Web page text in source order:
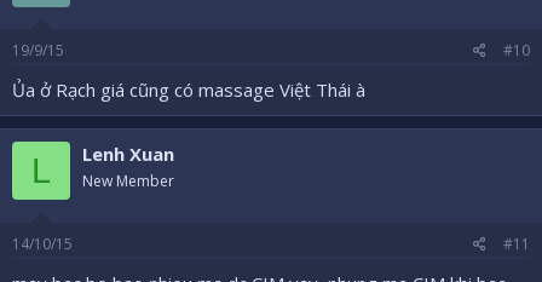
19/9/15 #10
Ủa ở Rạch giá cũng có massage Việt Thái à
L Lenh Xuan
New Member
14/10/15 #11